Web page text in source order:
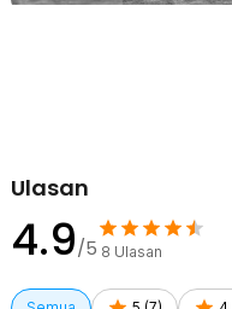
Ulasan
4.9/5 8 Ulasan